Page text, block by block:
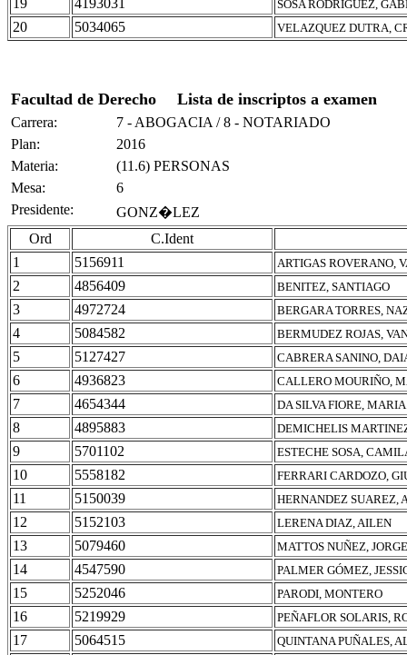
19 4193031 SOSA RODRIGUEZ,
20 5034065 VELAZQUEZ DUTRA,
Facultad de Derecho Lista de inscriptos a examen
Carrera:
7 - ABOGACIA / 8 - NOTARIADO
Plan:
2016
Materia:
(11.6) PERSONAS
Mesa:
6
Presidente:
GONZ�LEZ
Ord
C.Ident
1
5156911 ARTIGAS ROVERANO,
2 4856409 BENITEZ, SANTIAGO
3 4972724 BERGARA TORRES,
4 5084582 BERMUDEZ ROJAS,
5 5127427 CABRERA SANINO,
6 4936823 CALLERO MOURIÑO,
7 4654344 DA SILVA FIORE,
8 4895883 DEMICHELIS
9 5701102 ESTECHE SOSA,
10 5558182 FERRARI CARDOZO,
11 5150039 HERNANDEZ SUAREZ,
12 5152103 LERENA DIAZ, AILEN
13 5079460 MATTOS NUÑEZ,
14 4547590 PALMER GÓMEZ,
15 5252046 PARODI, MONTERO
16 5219929 PEÑAFLOR SOLARIS,
17 5064515 QUINTANA PUÑALES,